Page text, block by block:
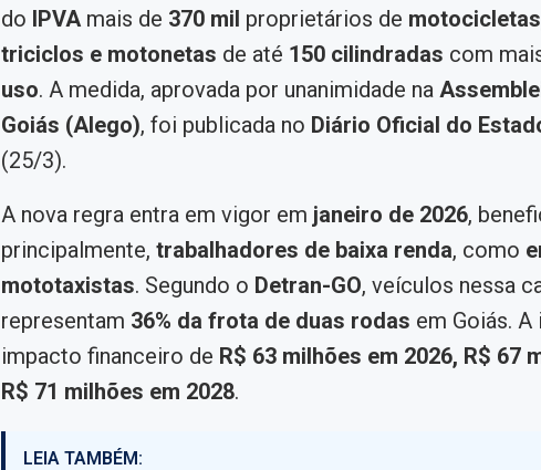
do IPVAmais de 370 mil proprietários de
triciclos e motonetas de até 150 cilindradas com
uso. A medida, aprovada por unanimidade na
Goiás (Alego), foi publicada no Diário Oficial do
(25/3).
A nova regra entra em vigor em janeiro de 2026,
principalmente, trabalhadores de baixa renda, como
mototaxistas. Segundo o Detran-GO, veículos nessa
representam 36% da frota de duas rodas em Goiás.
impacto financeiro de R$ 63 milhões em 2026, R$ 67
R$ 71 milhões em 2028.
LEIA TAMBÉM: